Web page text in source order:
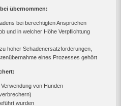
übernommen:
bei berechtigten Ansprüchen
und in welcher Höhe Verpflichtung
hoher Schadenersatzforderungen,
eines Prozesses gehört
von Hunden
wurden